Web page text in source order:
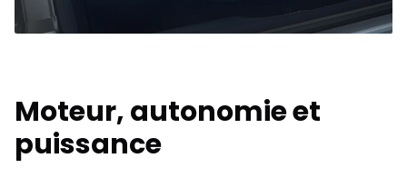
Moteur, autonomie et
puissance